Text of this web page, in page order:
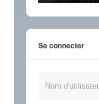
Se connecter